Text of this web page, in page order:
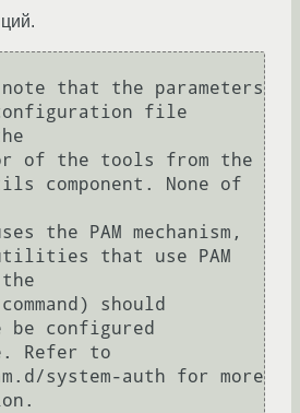
that the parameters
file
of the tools from the
component. None of
the PAM mechanism,
that use PAM
should
be configured
Refer to
system-auth for more